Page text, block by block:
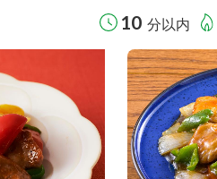
10 分以内